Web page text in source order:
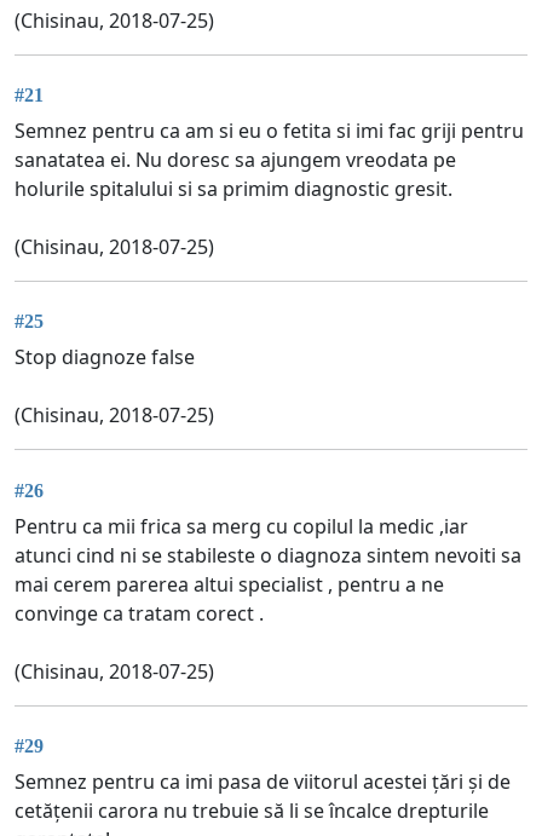
(Chisinau, 2018-07-25)
#21
Semnez pentru ca am si eu o fetita si imi fac griji pentru
sanatatea ei. Nu doresc sa ajungem vreodata pe
holurile spitalului si sa primim diagnostic gresit.
(Chisinau, 2018-07-25)
#25
Stop diagnoze false
(Chisinau, 2018-07-25)
#26
Pentru ca mii frica sa merg cu copilul la medic ,iar
atunci cind ni se stabileste o diagnoza sintem nevoiti sa
mai cerem parerea altui specialist , pentru a ne
convinge ca tratam corect .
(Chisinau, 2018-07-25)
#29
Semnez pentru ca imi pasa de viitorul acestei țări și de
cetățenii carora nu trebuie să li se încalce drepturile